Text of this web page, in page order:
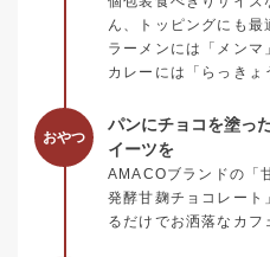
ん、トッピングにも最
ラーメンには「メンマ
カレーには「らっきょ
おやつ
パンにチョコを塗っ
イーツを
AMACOブランドの「
発酵甘麹チョコレート
るだけでお洒落なカフ